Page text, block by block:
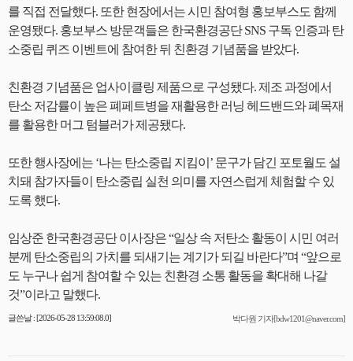
를 직접 전달했다. 또한 현장에서는 시민 참여형 홍보부스도 함께
운영됐다. 홍보부스 방문객들은 한국환경공단 SNS 구독 인증과 탄
소중립 퀴즈 이벤트에 참여한 뒤 친환경 기념품을 받았다.
친환경 기념품은 업사이클링 제품으로 구성됐다. 제조 과정에서
탄소 저감률이 높은 폐페트병을 재활용한 러닝 헤드밴드와 폐목재
를 활용한 머그 텀블러가 제공됐다.
또한 행사장에는 ‘나는 탄소중립 지킴이’ 문구가 담긴 포토월도 설
치돼 참가자들이 탄소중립 실천 의미를 자연스럽게 체험할 수 있
도록 했다.
임상준 한국환경공단 이사장은 “일상 속 저탄소 활동이 시민 여러
분께 탄소중립의 가치를 되새기는 계기가 되길 바란다”며 “앞으로
도 누구나 쉽게 참여할 수 있는 친환경 소통 활동을 확대해 나갈
것”이라고 말했다.
글쓴날 : [2026-05-28 13:59:08.0] 박다원 기자[bdw1201@naver.com]